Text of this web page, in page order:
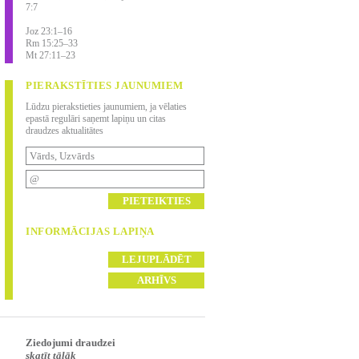
7:7
Joz 23:1–16
Rm 15:25–33
Mt 27:11–23
PIERAKSTĪTIES JAUNUMIEM
Lūdzu pierakstieties jaunumiem, ja vēlaties
epastā regulāri saņemt lapiņu un citas
draudzes aktualitātes
INFORMĀCIJAS LAPIŅA
Ziedojumi draudzei
skatīt tālāk